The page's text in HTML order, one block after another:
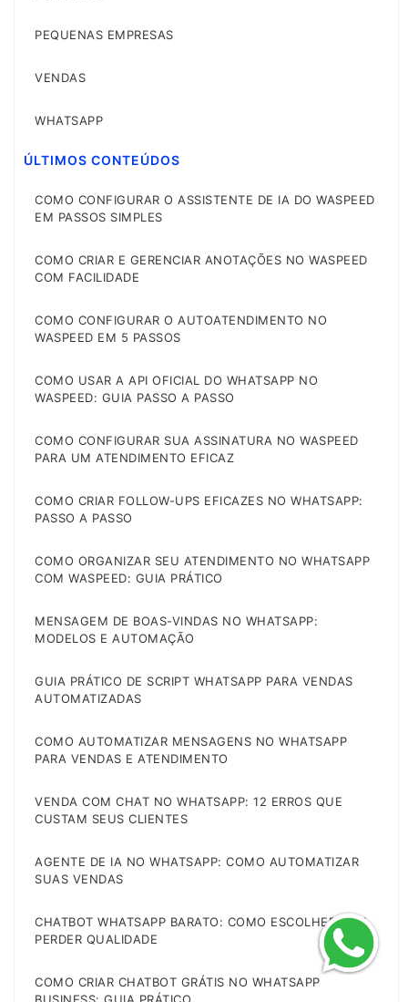
PEQUENAS EMPRESAS
VENDAS
WHATSAPP
ÚLTIMOS CONTEÚDOS
COMO CONFIGURAR O ASSISTENTE DE IA DO WASPEED
EM PASSOS SIMPLES
COMO CRIAR E GERENCIAR ANOTAÇÕES NO WASPEED
COM FACILIDADE
COMO CONFIGURAR O AUTOATENDIMENTO NO
WASPEED EM 5 PASSOS
COMO USAR A API OFICIAL DO WHATSAPP NO
WASPEED: GUIA PASSO A PASSO
COMO CONFIGURAR SUA ASSINATURA NO WASPEED
PARA UM ATENDIMENTO EFICAZ
COMO CRIAR FOLLOW-UPS EFICAZES NO WHATSAPP:
PASSO A PASSO
COMO ORGANIZAR SEU ATENDIMENTO NO WHATSAPP
COM WASPEED: GUIA PRÁTICO
MENSAGEM DE BOAS-VINDAS NO WHATSAPP:
MODELOS E AUTOMAÇÃO
GUIA PRÁTICO DE SCRIPT WHATSAPP PARA VENDAS
AUTOMATIZADAS
COMO AUTOMATIZAR MENSAGENS NO WHATSAPP
PARA VENDAS E ATENDIMENTO
VENDA COM CHAT NO WHATSAPP: 12 ERROS QUE
CUSTAM SEUS CLIENTES
AGENTE DE IA NO WHATSAPP: COMO AUTOMATIZAR
SUAS VENDAS
CHATBOT WHATSAPP BARATO: COMO ESCOLHER SEM
PERDER QUALIDADE
COMO CRIAR CHATBOT GRÁTIS NO WHATSAPP